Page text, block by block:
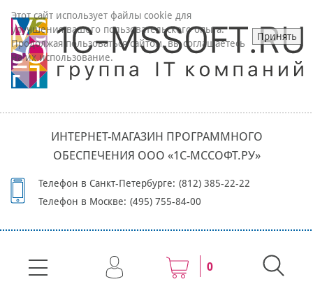
ИНТЕРНЕТ-МАГАЗИН ПРОГРАММНОГО
ОБЕСПЕЧЕНИЯ ООО «1С-МССОФТ.РУ»
Телефон в Санкт-Петербурге: (812) 385-22-22
Телефон в Москве: (495) 755-84-00
0
Этот сайт использует файлы cookie для
улучшения вашего пользовательского опыта.
Продолжая пользоваться сайтом, вы соглашаетесь
на их использование.
Принять